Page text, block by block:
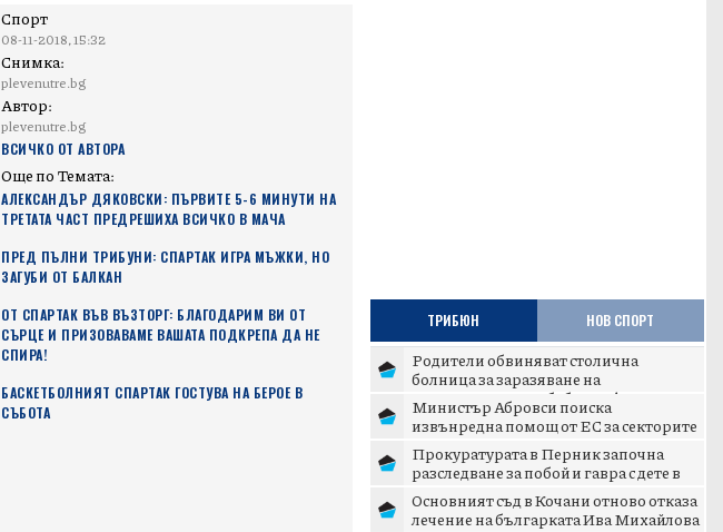
Спорт
08-11-2018, 15:32
Снимка:
plevenutre.bg
Автор:
plevenutre.bg
ВСИЧКО ОТ АВТОРА
Още по Темата:
АЛЕКСАНДЪР ДЯКОВСКИ: ПЪРВИТЕ 5-6 МИНУТИ НА
ТРЕТАТА ЧАСТ ПРЕДРЕШИХА ВСИЧКО В МАЧА
ПРЕД ПЪЛНИ ТРИБУНИ: СПАРТАК ИГРА МЪЖКИ, НО
ЗАГУБИ ОТ БАЛКАН
ОТ СПАРТАК ВЪВ ВЪЗТОРГ: БЛАГОДАРИМ ВИ ОТ
СЪРЦЕ И ПРИЗОВАВАМЕ ВАШАТА ПОДКРЕПА ДА НЕ
СПИРА!
БАСКЕТБОЛНИЯТ СПАРТАК ГОСТУВА НА БЕРОЕ В
СЪБОТА
ТРИБЮН НОВ СПОРТ
Родители обвиняват столична
болница за заразяване на
новороденото им бебе с инфекция
Министър Абровси поиска
извънредна помощ от ЕС за секторите
млекопроизводство и свиневъдст...
Прокуратурата в Перник започна
разследване за побой и гавра с дете в
Радомир
Основният съд в Кочани отново отказа
лечение на българката Ива Михайлова